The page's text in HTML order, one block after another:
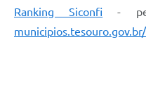
Ranking Siconfi -